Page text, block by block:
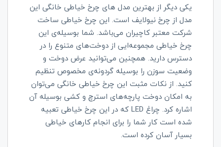
یکی دیگر از بهترین مدل های چرخ خیاطی خانگی این
مدل از چرخ نیولایف است. این چرخ خیاطی ساخت
شرکت معتبر کاچیران می‌باشد. شما بوسیله‌ی این
چرخ خیاطی مجموعه‌ایی از دوخت‌های متنوع را در
دسترس دارید. همچنین می‌توانید عرض دوخت و
وضعیت سوزن را بوسیله گردونه‌ی مخصوص تنظیم
کنید. از نکات مثبت این چرخ خیاطی خانگی می‌توان
به امکان دوخت پارچه‌های استرچ و کشی بوسیله آن
اشاره کرد. چراغ LED که در این چرخ خیاطی تعبیه
شده است کار شما را برای انجام کارهای خیاطی
بسیار آسان کرده است.